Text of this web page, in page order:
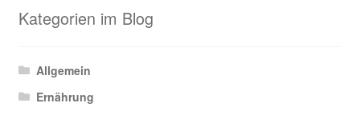
Kategorien im Blog
Allgemein
Ernährung